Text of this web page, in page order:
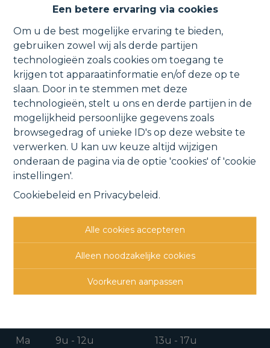
Een betere ervaring via cookies
Om u de best mogelijke ervaring te bieden,
gebruiken zowel wij als derde partijen
technologieën zoals cookies om toegang te
krijgen tot apparaatinformatie en/of deze op te
slaan. Door in te stemmen met deze
technologieën, stelt u ons en derde partijen in de
mogelijkheid persoonlijke gegevens zoals
browsegedrag of unieke ID's op deze website te
verwerken. U kan uw keuze altijd wijzigen
onderaan de pagina via de optie 'cookies' of 'cookie
instellingen'.
Cookiebeleid en Privacybeleid.
Alle cookies accepteren
Alleen noodzakelijke cookies
Voorkeuren aanpassen
Garage / opslag- werkplaats met
bureel, zolder en parking.
Ipsvoordestraat 29A, 1880 Kapelle-op-
den-Bos
CONTACTGEGEVENS
1880 Kapelle-o/d-Bos
015 711 000
info@clavisvastgoed.be
Ma 9u - 12u
13u - 17u